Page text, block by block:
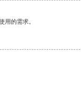
用的需求。